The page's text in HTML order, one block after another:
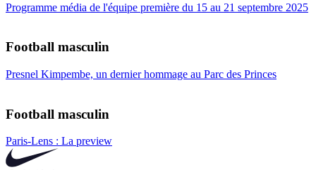
Programme média de l'équipe première du 15 au 21 septembre 2025
Football masculin
Presnel Kimpembe, un dernier hommage au Parc des Princes
Football masculin
Paris-Lens : La preview